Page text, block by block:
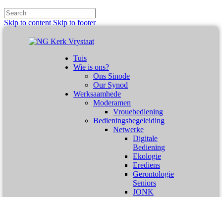
Skip to content Skip to footer
Tuis
Wie is ons?
Ons Sinode
Our Synod
Werksaamhede
Moderamen
Vrouebediening
Bedieningsbegeleiding
Netwerke
Digitale
Bediening
Ekologie
Erediens
Gerontologie
Seniors
JONK